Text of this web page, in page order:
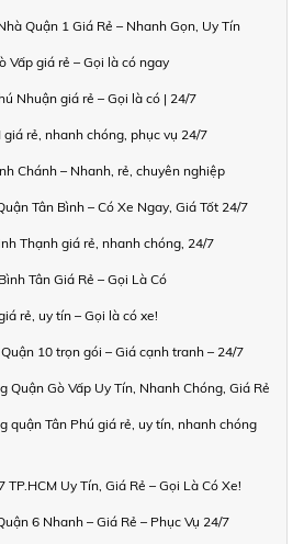
Quận 1 Giá Rẻ – Nhanh Gọn, Uy Tín
Vấp giá rẻ – Gọi là có ngay
Nhuận giá rẻ – Gọi là có | 24/7
rẻ, nhanh chóng, phục vụ 24/7
Chánh – Nhanh, rẻ, chuyên nghiệp
Tân Bình – Có Xe Ngay, Giá Tốt 24/7
Thạnh giá rẻ, nhanh chóng, 24/7
Tân Giá Rẻ – Gọi Là Có
rẻ, uy tín – Gọi là có xe!
10 trọn gói – Giá cạnh tranh – 24/7
Quận Gò Vấp Uy Tín, Nhanh Chóng, Giá Rẻ
quận Tân Phú giá rẻ, uy tín, nhanh chóng
TP.HCM Uy Tín, Giá Rẻ – Gọi Là Có Xe!
6 Nhanh – Giá Rẻ – Phục Vụ 24/7